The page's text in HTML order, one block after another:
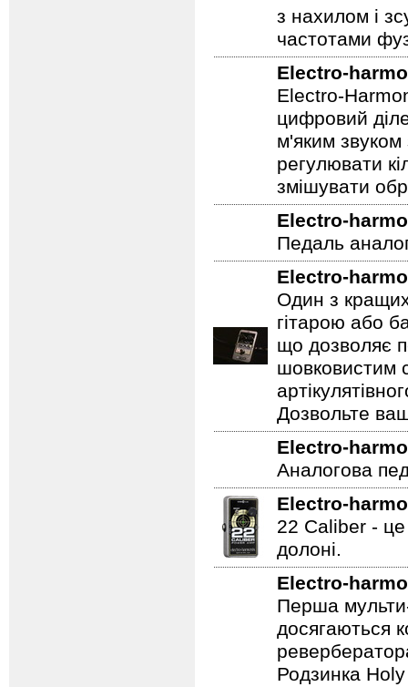
з нахилом і
частотами
Electro-
Electro-
цифровий
м'яким
регулювати
змішувати
Electro-
Педаль
Electro-
Один з
гітарою або
що дозволяє
шовковистим
Дозвольте
Electro-
Аналогова
Electro-
22 Caliber - це
долоні.
Electro-
Перша
досягаються
Родзинка